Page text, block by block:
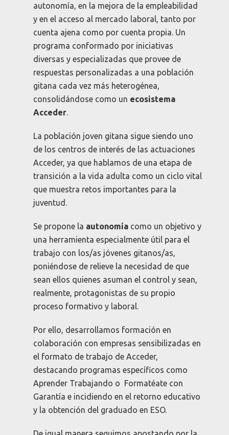
autonomía, en la mejora de la empleabilidad
y en el acceso al mercado laboral, tanto por
cuenta ajena como por cuenta propia. Un
programa conformado por iniciativas
diversas y especializadas que provee de
respuestas personalizadas a una población
gitana cada vez más heterogénea,
consolidándose como un ecosistema
Acceder.
La población joven gitana sigue siendo uno
de los centros de interés de las actuaciones
Acceder, ya que hablamos de una etapa de
transición a la vida adulta como un ciclo vital
que muestra retos importantes para la
juventud.
Se propone la autonomía como un objetivo y
una herramienta especialmente útil para el
trabajo con los/as jóvenes gitanos/as,
poniéndose de relieve la necesidad de que
sean ellos quienes asuman el control y sean,
realmente, protagonistas de su propio
proceso formativo y laboral.
Por ello, desarrollamos formación en
colaboración con empresas sensibilizadas en
el formato de trabajo de Acceder,
destacando programas específicos como
Aprender Trabajando o Formatéate con
Garantía e incidiendo en el retorno educativo
y la obtención del graduado en ESO.